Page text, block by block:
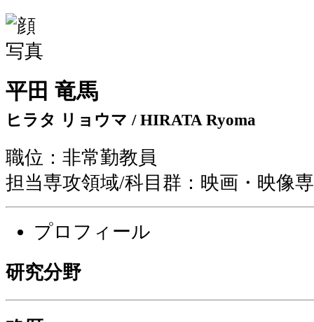
平田 竜馬
ヒラタ リョウマ / HIRATA Ryoma
職位：非常勤教員
担当専攻領域/科目群：映画・映像
プロフィール
研究分野